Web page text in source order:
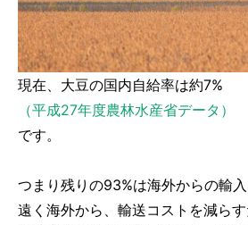
現在、大豆の国内自給率は約7%
（平成27年度農林水産省データ）
です。
つまり残りの93%は海外からの輸入
遠く海外から、輸送コストを減らす